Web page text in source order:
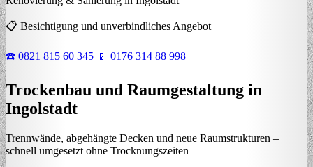
📋 Besichtigung und unverbindliches Angebot
☎️ 0821 815 60 345 📱 0176 314 88 998
Trockenbau und Raumgestaltung in
Ingolstadt
Trennwände, abgehängte Decken und neue Raumstrukturen –
schnell umgesetzt ohne Trocknungszeiten